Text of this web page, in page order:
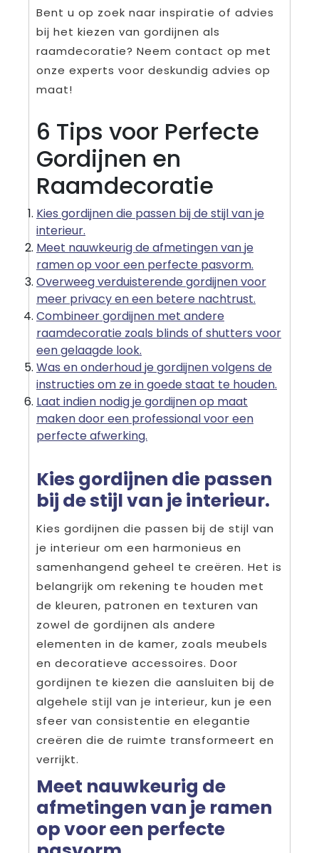
Bent u op zoek naar inspiratie of advies
bij het kiezen van gordijnen als
raamdecoratie? Neem contact op met
onze experts voor deskundig advies op
maat!
6 Tips voor Perfecte
Gordijnen en
Raamdecoratie
Kies gordijnen die passen bij de stijl van je
interieur.
Meet nauwkeurig de afmetingen van je
ramen op voor een perfecte pasvorm.
Overweeg verduisterende gordijnen voor
meer privacy en een betere nachtrust.
Combineer gordijnen met andere
raamdecoratie zoals blinds of shutters voor
een gelaagde look.
Was en onderhoud je gordijnen volgens de
instructies om ze in goede staat te houden.
Laat indien nodig je gordijnen op maat
maken door een professional voor een
perfecte afwerking.
Kies gordijnen die passen
bij de stijl van je interieur.
Kies gordijnen die passen bij de stijl van
je interieur om een harmonieus en
samenhangend geheel te creëren. Het is
belangrijk om rekening te houden met
de kleuren, patronen en texturen van
zowel de gordijnen als andere
elementen in de kamer, zoals meubels
en decoratieve accessoires. Door
gordijnen te kiezen die aansluiten bij de
algehele stijl van je interieur, kun je een
sfeer van consistentie en elegantie
creëren die de ruimte transformeert en
verrijkt.
Meet nauwkeurig de
afmetingen van je ramen
op voor een perfecte